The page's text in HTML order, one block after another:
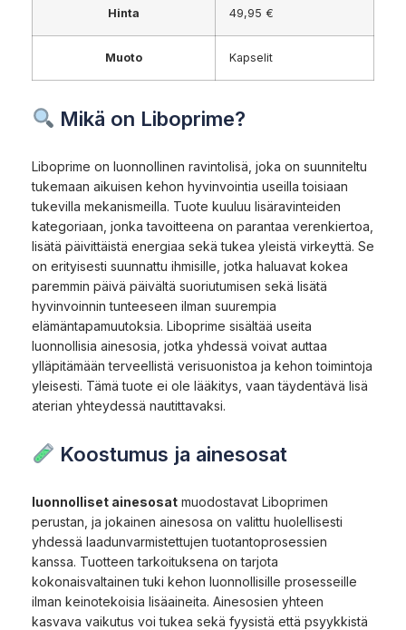
Hinta 49,95 €
Muoto Kapselit
Mikä on Liboprime?
Liboprime on luonnollinen ravintolisä, joka on suunniteltu
tukemaan aikuisen kehon hyvinvointia useilla toisiaan
tukevilla mekanismeilla. Tuote kuuluu lisäravinteiden
kategoriaan, jonka tavoitteena on parantaa verenkiertoa,
lisätä päivittäistä energiaa sekä tukea yleistä virkeyttä. Se
on erityisesti suunnattu ihmisille, jotka haluavat kokea
paremmin päivä päivältä suoriutumisen sekä lisätä
hyvinvoinnin tunteeseen ilman suurempia
elämäntapamuutoksia. Liboprime sisältää useita
luonnollisia ainesosia, jotka yhdessä voivat auttaa
ylläpitämään terveellistä verisuonistoa ja kehon toimintoja
yleisesti. Tämä tuote ei ole lääkitys, vaan täydentävä lisä
aterian yhteydessä nautittavaksi.
Koostumus ja ainesosat
luonnolliset ainesosat muodostavat Liboprimen
perustan, ja jokainen ainesosa on valittu huolellisesti
yhdessä laadunvarmistettujen tuotantoprosessien
kanssa. Tuotteen tarkoituksena on tarjota
kokonaisvaltainen tuki kehon luonnollisille prosesseille
ilman keinotekoisia lisäaineita. Ainesosien yhteen
kasvava vaikutus voi tukea sekä fyysistä että psyykkistä